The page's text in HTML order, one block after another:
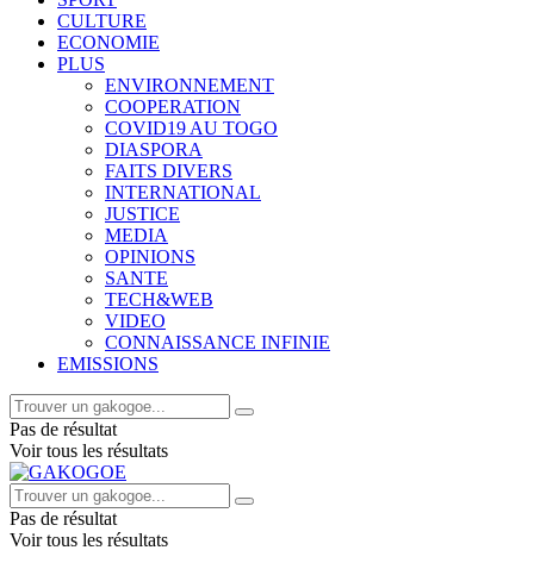
CULTURE
ECONOMIE
PLUS
ENVIRONNEMENT
COOPERATION
COVID19 AU TOGO
DIASPORA
FAITS DIVERS
INTERNATIONAL
JUSTICE
MEDIA
OPINIONS
SANTE
TECH&WEB
VIDEO
CONNAISSANCE INFINIE
EMISSIONS
Pas de résultat
Voir tous les résultats
Pas de résultat
Voir tous les résultats